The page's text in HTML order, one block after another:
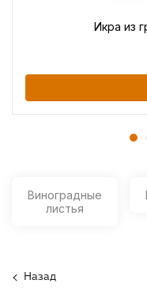
Икра из
Виноградные
листья
Назад